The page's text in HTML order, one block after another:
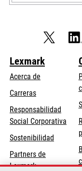
Lexmark
Acerca de
Carreras
Responsabilidad
Social Corporativa
new
tab
Sostenibilidad
Partners de
Lexmark